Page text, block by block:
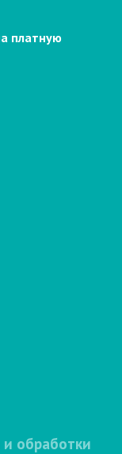
платную
обработки